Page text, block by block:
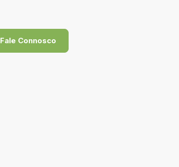
Fale Connosco